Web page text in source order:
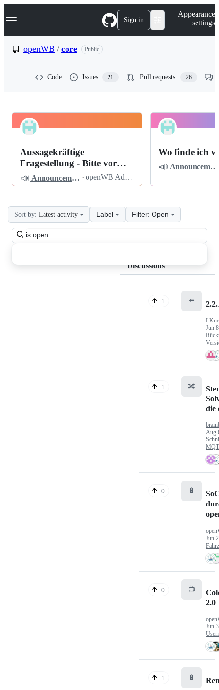
k
p
Navigation Menu Sign in
Appearance
settings
openWB / core Public
Code Issues 21 Pull requests 26
openWB
Discussions
Pinned
Aussagekräftige
Fragestellung - Bitte vor
dem Posten lesen
📣 Announcements · openWB Admin
Wo finde ich
📣 Announcements
Search
all
Sort by: Latest activity Label Filter: Open
Discussions
1 ⬅️
Jun
1 🔀
die
Aug
0 🔋
Jun
0 📺
2.0
Jun
1 🔋